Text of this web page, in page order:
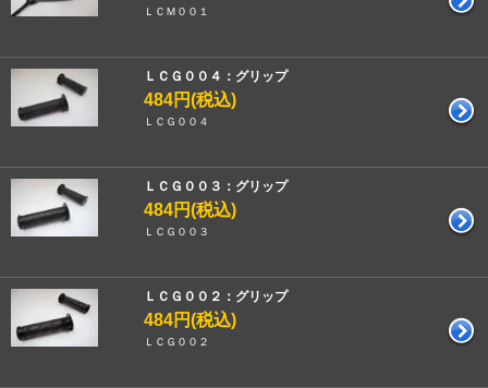
ＬＣＭ００１
ＬＣＧ００４：グリップ
484円(税込)
ＬＣＧ００４
ＬＣＧ００３：グリップ
484円(税込)
ＬＣＧ００３
ＬＣＧ００２：グリップ
484円(税込)
ＬＣＧ００２